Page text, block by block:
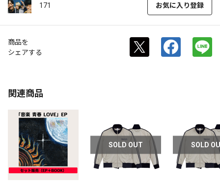
171 お気に入り登録
商品を
シェアする
関連商品
SOLD OUT SOLD